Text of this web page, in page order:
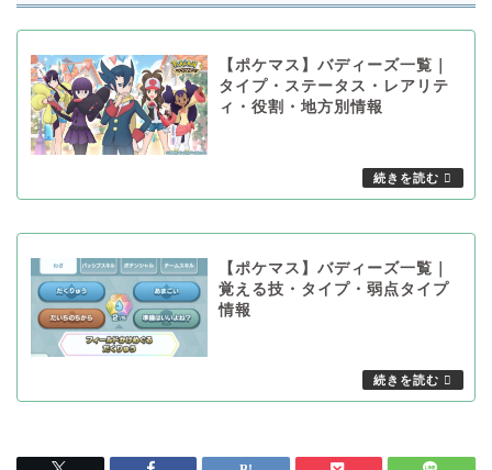
【ポケマス】バディーズ一覧｜
タイプ・ステータス・レアリテ
ィ・役割・地方別情報
【ポケマス】バディーズ一覧｜
覚える技・タイプ・弱点タイプ
情報